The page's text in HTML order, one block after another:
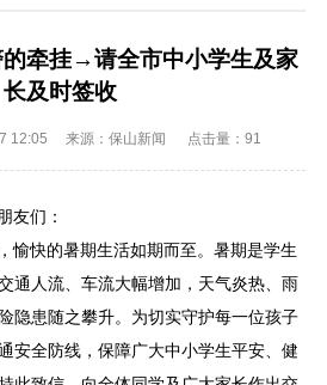
牵挂→请全市中小学生及家
长及时签收
12:05 来源：保山新闻 点击量： 91
友们：
愉快的暑期生活如期而至。暑期是学生
通人流、车流大幅增加，天气炎热、雨
隐患随之攀升。为切实守护每一位孩子
安全防线，保障广大中小学生平安、健